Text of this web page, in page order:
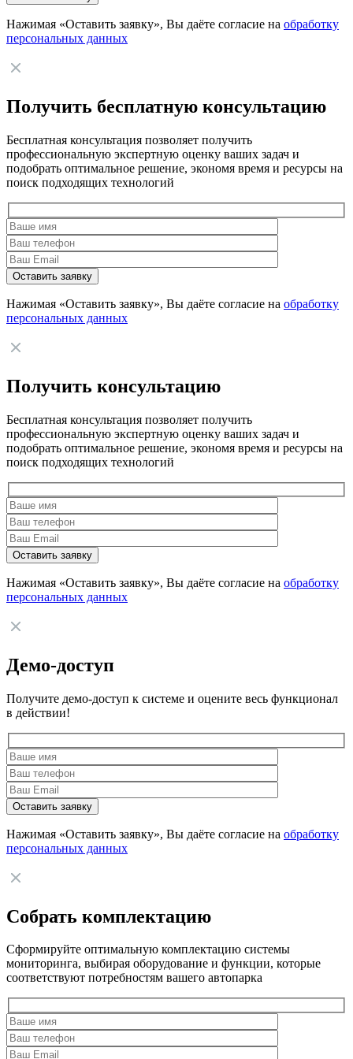
Нажимая «Оставить заявку», Вы даёте согласие на обработку
персональных данных
Получить бесплатную консультацию
Бесплатная консультация позволяет получить
профессиональную экспертную оценку ваших задач и
подобрать оптимальное решение, экономя время и ресурсы на
поиск подходящих технологий
Нажимая «Оставить заявку», Вы даёте согласие на обработку
персональных данных
Получить консультацию
Бесплатная консультация позволяет получить
профессиональную экспертную оценку ваших задач и
подобрать оптимальное решение, экономя время и ресурсы на
поиск подходящих технологий
Нажимая «Оставить заявку», Вы даёте согласие на обработку
персональных данных
Демо-доступ
Получите демо-доступ к системе и оцените весь функционал
в действии!
Нажимая «Оставить заявку», Вы даёте согласие на обработку
персональных данных
Собрать комплектацию
Сформируйте оптимальную комплектацию системы
мониторинга, выбирая оборудование и функции, которые
соответствуют потребностям вашего автопарка